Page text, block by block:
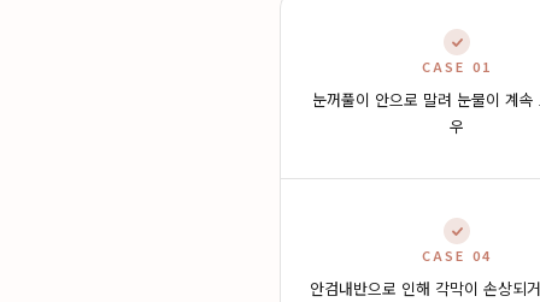
CASE 01
눈꺼풀이 안으로 말려 눈물이 계속
우
CASE 04
안검내반으로 인해 각막이 손상되